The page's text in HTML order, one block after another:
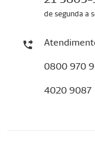
de segunda a
0800 970
4020 9087